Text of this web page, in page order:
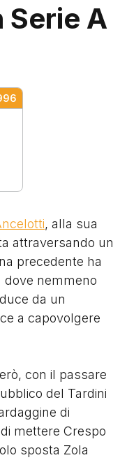
Serie A
, alla sua
attraversando un
precedente ha
dove nemmeno
da un
a capovolgere
con il passare
del Tardini
di
mettere Crespo
sposta Zola